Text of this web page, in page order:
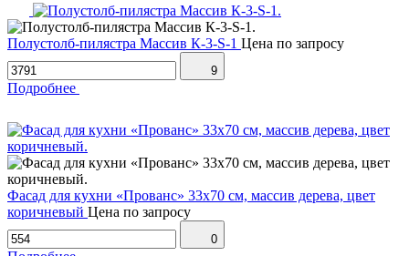
Полустолб-пилястра Массив К-3-S-1 Цена по запросу
9
Подробнее
Фасад для кухни «Прованс» 33х70 см, массив дерева, цвет
коричневый Цена по запросу
0